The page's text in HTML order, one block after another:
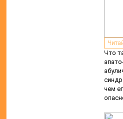
Что
чем